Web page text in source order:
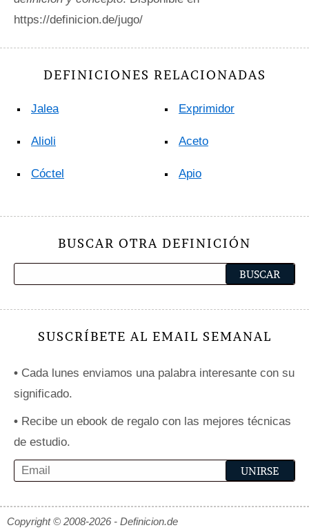
https://definicion.de/jugo/
DEFINICIONES RELACIONADAS
Jalea
Alioli
Cóctel
Exprimidor
Aceto
Apio
BUSCAR OTRA DEFINICIÓN
SUSCRÍBETE AL EMAIL SEMANAL
• Cada lunes enviamos una palabra interesante con su
significado.
• Recibe un ebook de regalo con las mejores técnicas
de estudio.
Copyright © 2008-2026 - Definicion.de